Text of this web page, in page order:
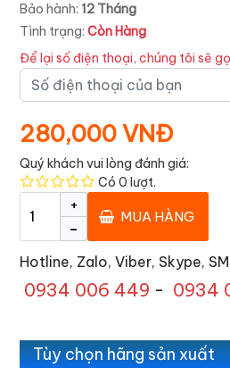
Bảo hành: 12 Tháng
Tình trạng: Còn Hàng
Để lại số điện thoại, chúng tôi sẽ
280,000 VNĐ
Quý khách vui lòng đánh giá:
Có 0 lượt.
-
+
MUA HÀNG
Hotline, Zalo, Viber, Skype,
0934 006 449 - 0934
Tùy chọn hãng sản xuất